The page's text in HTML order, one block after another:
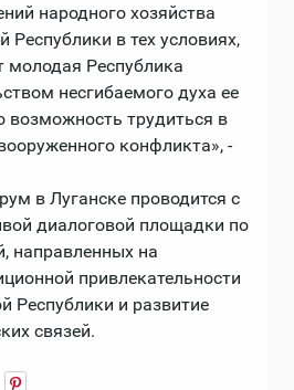
народного хозяйства
Республики в тех условиях,
молодая Республика
несгибаемого духа ее
возможность трудиться в
конфликта», -
в Луганске проводится с
диалоговой площадки по
направленных на
привлекательности
Республики и развитие
связей.